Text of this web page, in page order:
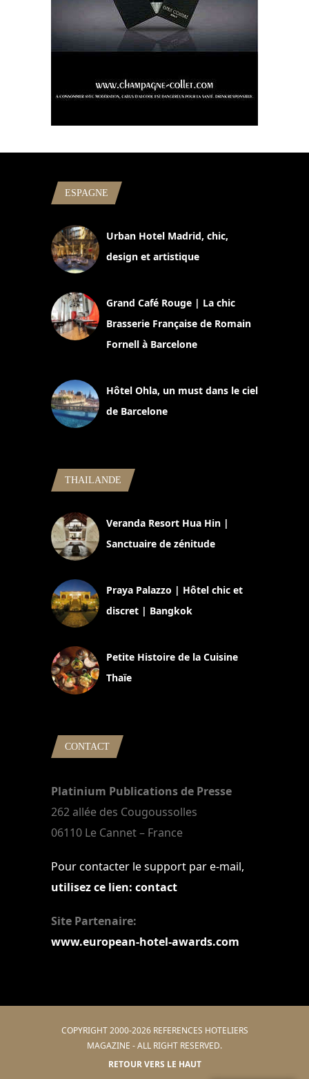
ESPAGNE
Urban Hotel Madrid, chic,
design et artistique
Grand Café Rouge | La chic
Brasserie Française de Romain
Fornell à Barcelone
Hôtel Ohla, un must dans le ciel
de Barcelone
THAILANDE
Veranda Resort Hua Hin |
Sanctuaire de zénitude
Praya Palazzo | Hôtel chic et
discret | Bangkok
Petite Histoire de la Cuisine
Thaïe
CONTACT
Platinium Publications de Presse
262 allée des Cougoussolles
06110 Le Cannet – France
Pour contacter le support par e-mail,
utilisez ce lien: contact
Site Partenaire:
www.european-hotel-awards.com
COPYRIGHT 2000-2026 REFERENCES HOTELIERS
MAGAZINE - ALL RIGHT RESERVED.
RETOUR VERS LE HAUT